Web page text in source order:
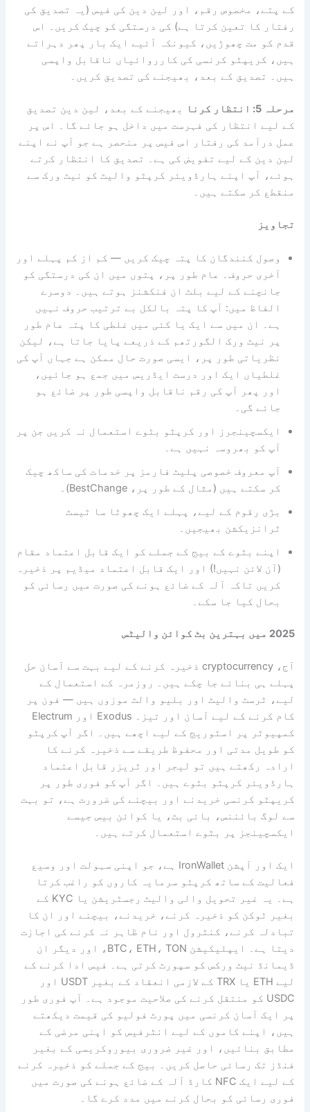
کے پتے، مخصوص رقم، اور لین دین کی فیس (یہ تصدیق کی
رفتار کا تعین کرتا ہے) کی درستگی کو چیک کریں۔ اس
قدم کو مت چھوڑیں، کیونکہ آئیے ایک بار پھر دہراتے
ہیں، کریپٹو کرنسی کی کارروائیاں ناقابل واپسی
ہیں۔ تصدیق کے بعد، بھیجنے کی تصدیق کریں۔
مرحلہ 5: انتظار کرنا
بھیجنے کے بعد، لین دین تصدیق
کے لیے انتظار کی فہرست میں داخل ہو جائے گا۔ اس پر
عمل درآمد کی رفتار اس فیس پر منحصر ہے جو آپ نے اپنے
لین دین کے لیے تفویض کی ہے۔ تصدیق کا انتظار کرتے
ہوئے، آپ اپنے ہارڈویئر کرپٹو والیٹ کو نیٹ ورک سے
منقطع کر سکتے ہیں۔
تجاویز
وصول کنندگان کا پتہ چیک کریں — کم از کم پہلے اور
آخری حروف۔ عام طور پر، پتوں میں ان کی درستگی کو
جانچنے کے لیے بلٹ ان فنکشنز ہوتے ہیں۔ دوسرے
الفاظ میں: آپ کا پتہ بالکل بے ترتیب حروف نہیں
ہے۔ ان میں سے ایک یا کئی میں غلطی کا پتہ عام طور
پر نیٹ ورک الگورتھم کے ذریعے پایا جاتا ہے، لیکن
نظریاتی طور پر، ایسی صورت حال ممکن ہے جہاں آپ کی
غلطیاں ایک اور درست ایڈریس میں جمع ہو جائیں،
اور پھر آپ کی رقم ناقابل واپسی طور پر ضائع ہو
جائے گی۔
ایکسچینجرز اور کرپٹو بٹوے استعمال نہ کریں جن پر
آپ کو بھروسہ نہیں ہے۔
آپ معروف خصوصی پلیٹ فارمز پر خدمات کی ساکھ چیک
کر سکتے ہیں (مثال کے طور پر، BestChange)۔
بڑی رقوم کے لیے، پہلے ایک چھوٹا سا ٹیسٹ
ٹرانزیکشن بھیجیں۔
اپنے بٹوے کے بیج کے جملے کو ایک قابل اعتماد مقام
(آن لائن نہیں!) اور ایک قابل اعتماد میڈیم پر ذخیرہ
کریں تاکہ آلہ کے ضائع ہونے کی صورت میں رسائی کو
بحال کیا جا سکے۔
2025 میں بہترین بٹ کوائن والیٹس
آج، cryptocurrency ذخیرہ کرنے کے لیے بہت سے آسان حل
پہلے ہی بنائے جا چکے ہیں۔ روزمرہ کے استعمال کے
لیے، ٹرسٹ والیٹ اور بلیو والٹ موزوں ہیں — فون پر
کام کرنے کے لیے آسان اور تیز۔ Exodus اور Electrum
کمپیوٹر پر اسٹوریج کے لیے اچھے ہیں۔ اگر آپ کرپٹو
کو طویل مدتی اور محفوظ طریقے سے ذخیرہ کرنے کا
ارادہ رکھتے ہیں تو لیجر اور ٹریزر قابل اعتماد
ہارڈویئر کرپٹو بٹوے ہیں۔ اگر آپ کو فوری طور پر
کریپٹو کرنسی خریدنے اور بیچنے کی ضرورت ہے، تو بہت
سے لوگ بائننس، بائی بٹ، یا کوائن بیس جیسے
ایکسچینجز پر بٹوے استعمال کرتے ہیں۔
ایک اور آپشن IronWallet ہے، جو اپنی سہولت اور وسیع
فعالیت کے ساتھ کرپٹو سرمایہ کاروں کو راغب کرتا
ہے۔ یہ غیر تحویل والی والیٹ رجسٹریشن یا KYC کے
بغیر ٹوکن کو ذخیرہ کرنے، خریدنے، بیچنے اور ان کا
تبادلہ کرنے، کنٹرول اور نام ظاہر نہ کرنے کی اجازت
دیتا ہے۔ ایپلیکیشن BTC، ETH، TON، اور دیگر ان
ڈیمانڈ نیٹ ورکس کو سپورٹ کرتی ہے۔ فیس ادا کرنے کے
لیے ETH یا TRX کے لازمی انعقاد کے بغیر USDT اور
USDC کو منتقل کرنے کی صلاحیت موجود ہے۔ آپ فوری طور
پر ایک آسان کرنسی میں پورٹ فولیو کی قیمت دیکھتے
ہیں، اپنے کاموں کے لیے انٹرفیس کو اپنی مرضی کے
مطابق بنائیں، اور غیر ضروری بیوروکریسی کے بغیر
فنڈز تک رسائی حاصل کریں۔ بیج کے جملے کو ذخیرہ کرنے
کے لیے ایک NFC کارڈ آلہ کے ضائع ہونے کی صورت میں
فوری رسائی کو بحال کرنے میں مدد کرے گا۔